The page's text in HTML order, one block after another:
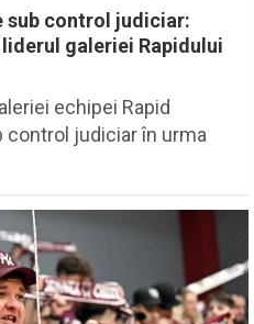
sub control judiciar:
galeriei Rapidului
echipei Rapid
control judiciar în urma